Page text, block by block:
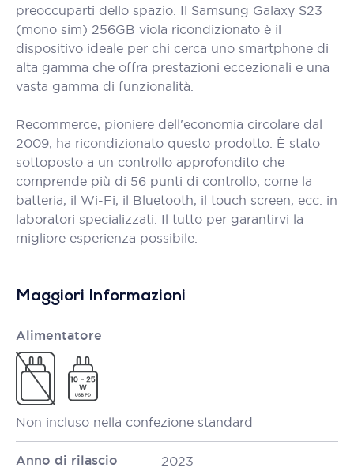
preoccuparti dello spazio. Il Samsung Galaxy S23
(mono sim) 256GB viola ricondizionato è il
dispositivo ideale per chi cerca uno smartphone di
alta gamma che offra prestazioni eccezionali e una
vasta gamma di funzionalità.
Recommerce, pioniere dell'economia circolare dal
2009, ha ricondizionato questo prodotto. È stato
sottoposto a un controllo approfondito che
comprende più di 56 punti di controllo, come la
batteria, il Wi-Fi, il Bluetooth, il touch screen, ecc. in
laboratori specializzati. Il tutto per garantirvi la
migliore esperienza possibile.
Maggiori Informazioni
Alimentatore
Non incluso nella confezione standard
Anno di rilascio 2023